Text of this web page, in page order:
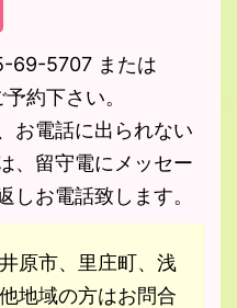
69-5707 または
約下さい。
お電話に出られない
、留守電にメッセー
しお電話致します。
原市、里庄町、浅
地域の方はお問合